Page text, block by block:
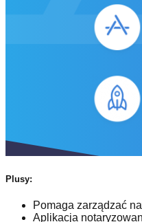
Plusy:
Pomaga zarządzać
Aplikacja